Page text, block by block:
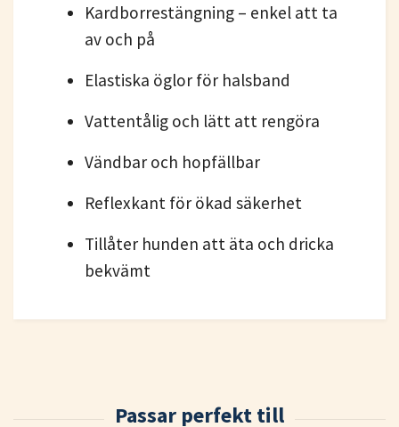
Kardborrestängning – enkel att ta
av och på
Elastiska öglor för halsband
Vattentålig och lätt att rengöra
Vändbar och hopfällbar
Reflexkant för ökad säkerhet
Tillåter hunden att äta och dricka
bekvämt